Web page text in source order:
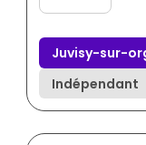
Juvisy-sur-
Indépendant